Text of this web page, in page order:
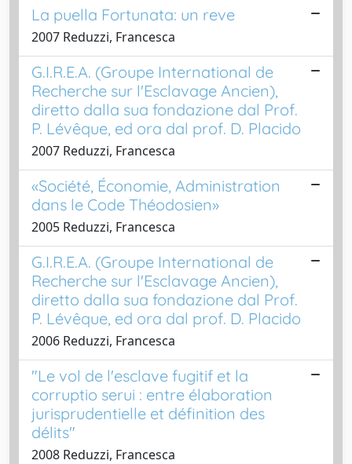
La puella Fortunata: un reve
2007 Reduzzi, Francesca
G.I.R.E.A. (Groupe International de
Recherche sur l'Esclavage Ancien),
diretto dalla sua fondazione dal Prof.
P. Lévêque, ed ora dal prof. D. Placido
2007 Reduzzi, Francesca
«Société, Économie, Administration
dans le Code Théodosien»
2005 Reduzzi, Francesca
G.I.R.E.A. (Groupe International de
Recherche sur l'Esclavage Ancien),
diretto dalla sua fondazione dal Prof.
P. Lévêque, ed ora dal prof. D. Placido
2006 Reduzzi, Francesca
"Le vol de l'esclave fugitif et la
corruptio serui : entre élaboration
jurisprudentielle et définition des
délits"
2008 Reduzzi, Francesca